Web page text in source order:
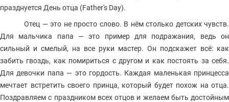
празднуется День отца (Father's Day).
Отец — это не просто слово. В нём столько детских чувств.
Для мальчика папа — это пример для подражания, ведь он
сильный и смелый, на все руки мастер. Он подскажет всё: как
забить гвоздь, как помириться с другом и как постоять за себя.
Для девочки папа — это гордость. Каждая маленькая принцесса
мечтает встретить своего принца, который будет похож на отца.
Поздравляем с праздником всех отцов и желаем быть достойным